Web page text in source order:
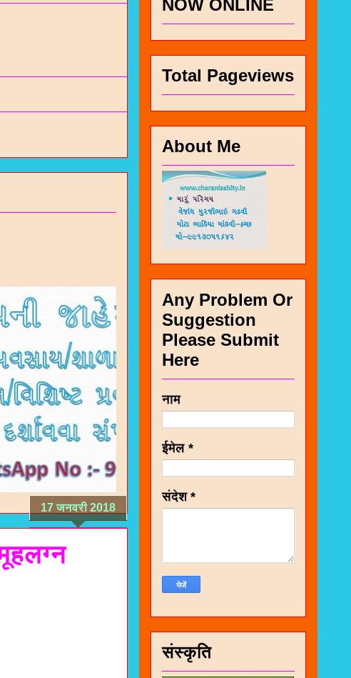
17 जनवरी 2018
NOW ONLINE
Total Pageviews
About Me
Any Problem Or
Suggestion
Please Submit
Here
नाम
ईमेल *
संदेश *
संस्कृति